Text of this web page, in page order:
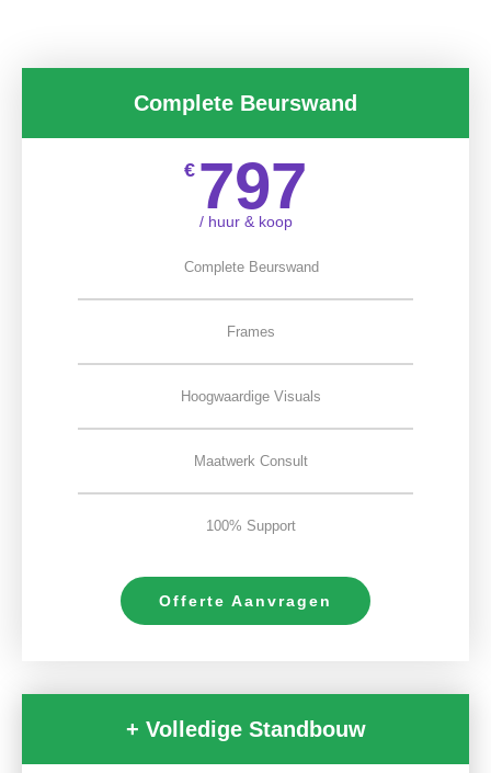
Complete Beurswand
€ 797
/ huur & koop
Complete Beurswand
Frames
Hoogwaardige Visuals
Maatwerk Consult
100% Support
Offerte Aanvragen
+ Volledige Standbouw